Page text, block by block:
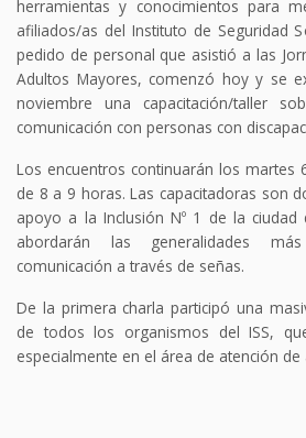
herramientas y conocimientos para
afiliados/as del Instituto de Seguridad
pedido de personal que asistió a las
Adultos Mayores, comenzó hoy y se
noviembre una capacitación/taller
comunicación con personas con
Los encuentros continuarán los martes
de 8 a 9 horas. Las capacitadoras son
apoyo a la Inclusión Nº 1 de la ciudad
abordarán las generalidades
comunicación a través de señas.
De la primera charla participó una
de todos los organismos del ISS,
especialmente en el área de atención